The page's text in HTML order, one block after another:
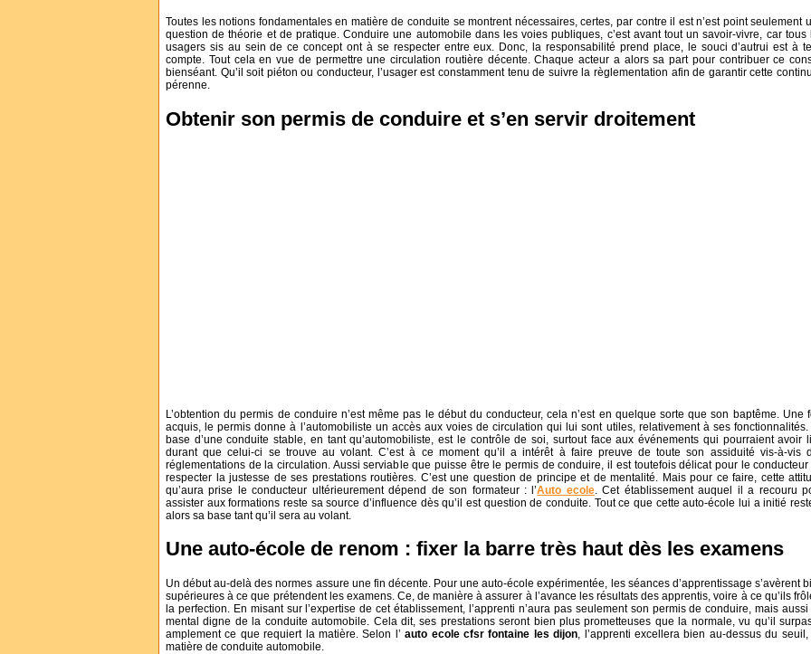
Toutes les notions fondamentales en matière de conduite se montrent nécessaires, certes, par contre il est n’est point seulement
question de théorie et de pratique. Conduire une automobile dans les voies publiques, c’est avant tout un savoir-vivre, car tous
usagers sis au sein de ce concept ont à se respecter entre eux. Donc, la responsabilité prend place, le souci d’autrui est à
compte. Tout cela en vue de permettre une circulation routière décente. Chaque acteur a alors sa part pour contribuer ce
bienséant. Qu’il soit piéton ou conducteur, l’usager est constamment tenu de suivre la règlementation afin de garantir cette
pérenne.
Obtenir son permis de conduire et s’en servir droitement
L’obtention du permis de conduire n’est même pas le début du conducteur, cela n’est en quelque sorte que son baptême. Une
acquis, le permis donne à l’automobiliste un accès aux voies de circulation qui lui sont utiles, relativement à ses fonctionnalités.
base d’une conduite stable, en tant qu’automobiliste, est le contrôle de soi, surtout face aux événements qui pourraient avoir
durant que celui-ci se trouve au volant. C’est à ce moment qu’il a intérêt à faire preuve de toute son assiduité vis-à-vis
réglementations de la circulation. Aussi serviable que puisse être le permis de conduire, il est toutefois délicat pour le conducteur
respecter la justesse de ses prestations routières. C’est une question de principe et de mentalité. Mais pour ce faire, cette
qu’aura prise le conducteur ultérieurement dépend de son formateur : l’Auto ecole. Cet établissement auquel il a recouru
assister aux formations reste sa source d’influence dès qu’il est question de conduite. Tout ce que cette auto-école lui a initié
alors sa base tant qu’il sera au volant.
Une auto-école de renom : fixer la barre très haut dès les examens
Un début au-delà des normes assure une fin décente. Pour une auto-école expérimentée, les séances d’apprentissage s’avèrent
supérieures à ce que prétendent les examens. Ce, de manière à assurer à l’avance les résultats des apprentis, voire à ce qu’ils
la perfection. En misant sur l’expertise de cet établissement, l’apprenti n’aura pas seulement son permis de conduire, mais aussi
mental digne de la conduite automobile. Cela dit, ses prestations seront bien plus prometteuses que la normale, vu qu’il
amplement ce que requiert la matière. Selon l’auto ecole cfsr fontaine les dijon , l’apprenti excellera bien au-dessus du seuil,
matière de conduite automobile.